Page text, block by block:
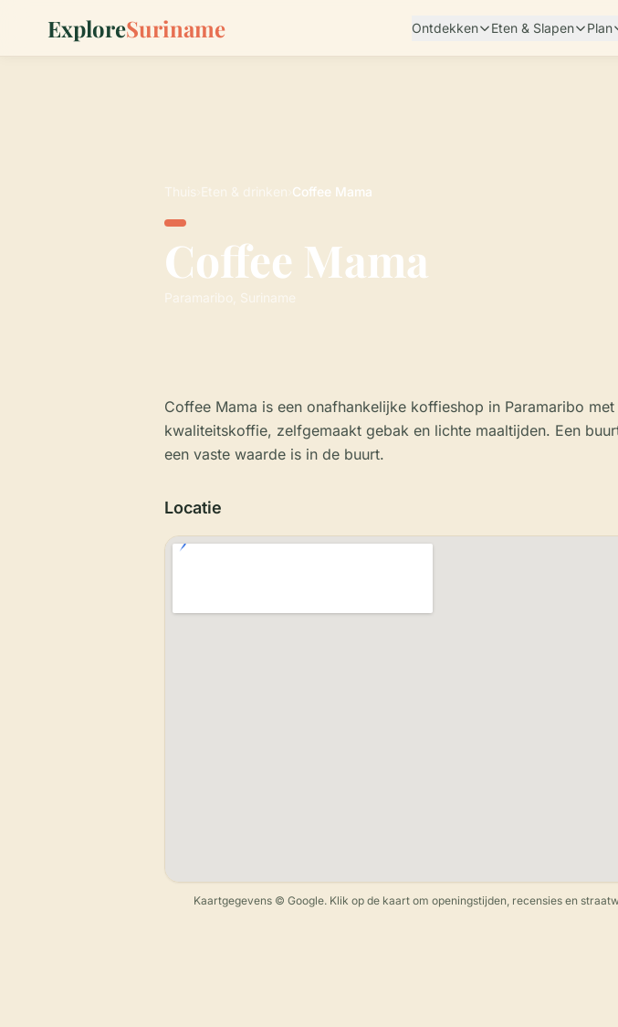
ExploreSuriname Ontdekken Eten & Slapen Plan
Thuis Eten & drinken Coffee Mama
Coffee Mama
Paramaribo, Suriname
Coffee Mama is een onafhankelijke koffieshop in Paramaribo met
kwaliteitskoffie, zelfgemaakt gebak en lichte maaltijden. Een
een vaste waarde is in de buurt.
Locatie
Kaartgegevens © Google. Klik op de kaart om openingstijden, recensies en